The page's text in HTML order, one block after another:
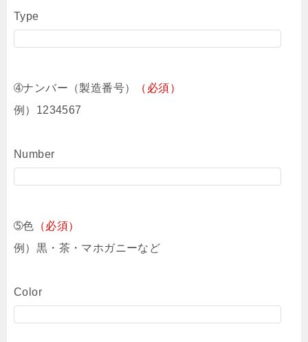
Type
➃ナンバー（製造番号）
（必須）
例）1234567
Number
➄色 （必須）
例）黒・茶・マホガニーなど
Color